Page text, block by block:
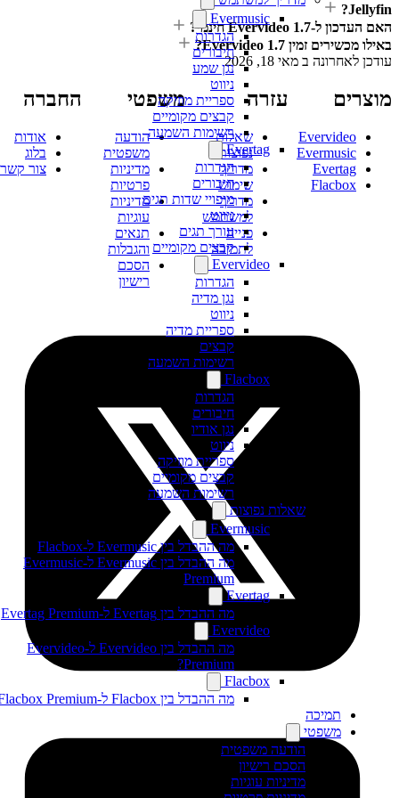
Evermusic
הגדרות
חיבורים
נגן שמע
ניווט
ספריית מוזיקה
קבצים מקומיים
רשימות השמעה
Evertag
הגדרות
חיבורים
מיפויי שדות תגים
ניווט
עורך תגים
קבצים מקומיים
Evervideo
הגדרות
נגן מדיה
ניווט
ספריית מדיה
קבצים
רשימות השמעה
Flacbox
הגדרות
חיבורים
נגן אודיו
ניווט
ספריית מוזיקה
קבצים מקומיים
רשימות השמעה
שאלות נפוצות
Evermusic
מה ההבדל בין Evermusic ל-Flacbox
מה ההבדל בין Evermusic ל-Evermusic
Premium
Evertag
מה ההבדל בין Evertag ל-Evertag Premium
Evervideo
מה ההבדל בין Evervideo ל-Evervideo
Premium?
Flacbox
מה ההבדל בין Flacbox ל-Flacbox Premium?
תמיכה
משפטי
הודעה משפטית
הסכם רישיון
מדיניות עוגיות
Jellyfin?
האם העדכון ל-Evervideo 1.7 חינמי?
באילו מכשירים זמין Evervideo 1.7?
עודכן לאחרונה במאי 18, 2026
מוצרים
Evervideo
Evermusic
Evertag
Flacbox
עזרה
שאלות
נפוצות
מדריך
שימוש
מדריך
למשתמש
פנייה
לתמיכה
משפטי
הודעה
משפטית
מדיניות
פרטיות
מדיניות
עוגיות
תנאים
והגבלות
הסכם
רישיון
החברה
אודות
בלוג
צור קשר